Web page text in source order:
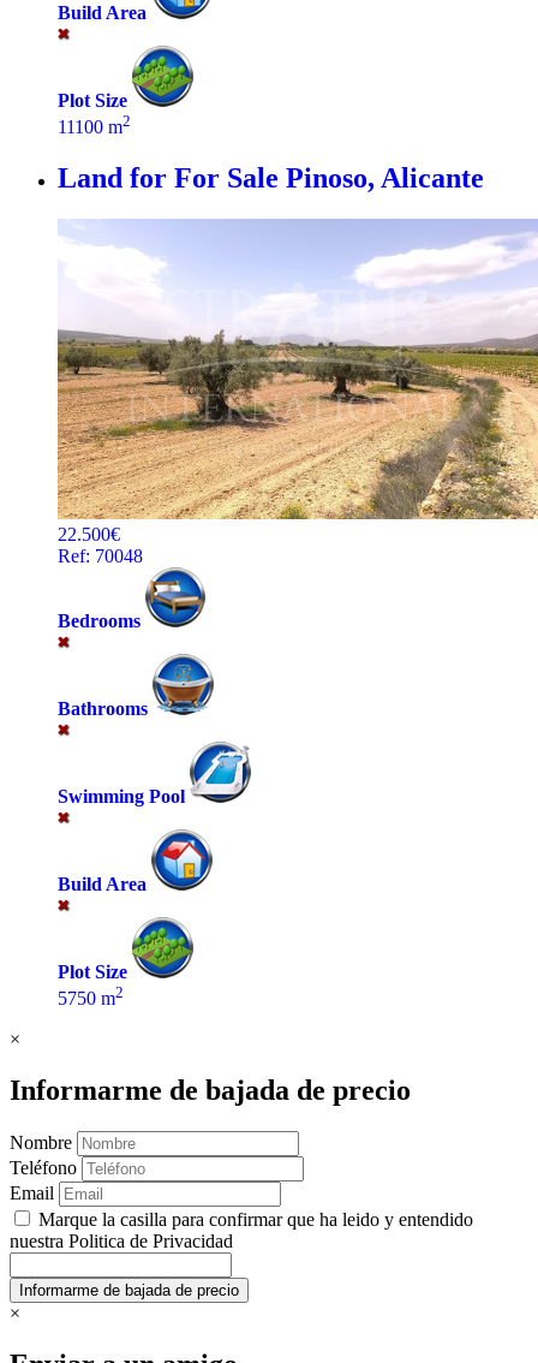
Build Area
Plot Size
11100 m2
Land for For Sale Pinoso, Alicante
22.500€
Ref: 70048
Bedrooms
Bathrooms
Swimming Pool
Build Area
Plot Size
5750 m2
×
Informarme de bajada de precio
Nombre
Teléfono
Email
Marque la casilla para confirmar que ha leido y entendido
nuestra Politica de Privacidad
×